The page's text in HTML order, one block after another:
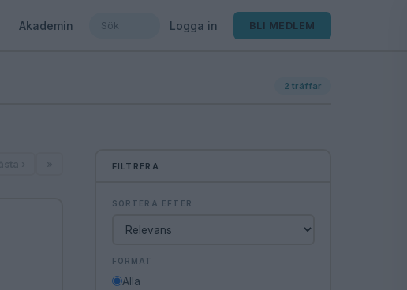
Akademin Logga in BLI MEDLEM
2 träffar
FILTRERA
SORTERA EFTER
FORMAT
Alla